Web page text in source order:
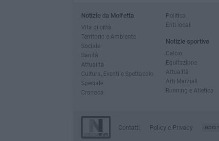
Notizie da Molfetta
Vita di città
Territorio e Ambiente
Sociale
Sanità
Attualità
Cultura, Eventi e Spettacolo
Speciale
Cronaca
Politica
Enti locali
Notizie sportive
Calcio
Equitazione
Attualità
Arti Marziali
Running e Atletica
Contatti Policy e Privacy